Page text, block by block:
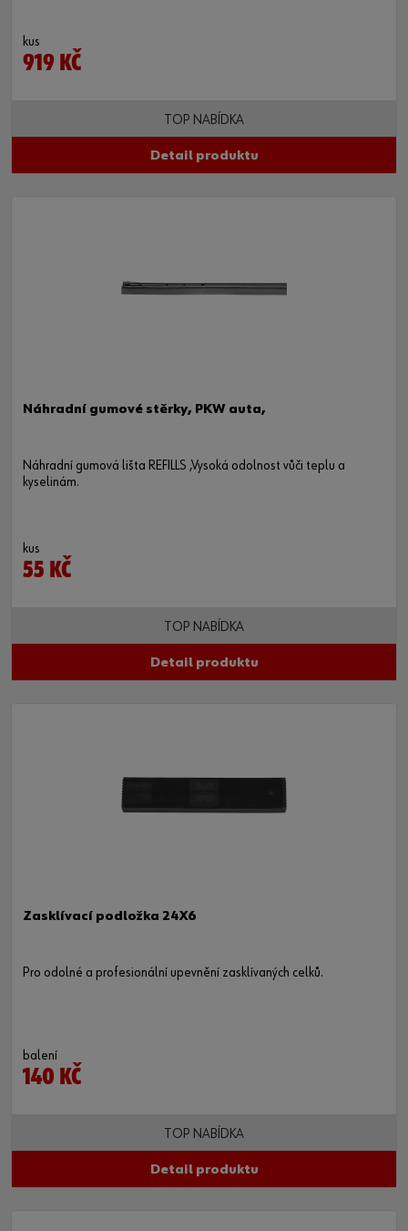
kus
919 KČ
TOP NABÍDKA
Detail produktu
Náhradní gumové stěrky, PKW auta,
Náhradní gumová lišta REFILLS ,Vysoká odolnost vůči teplu a
kyselinám.
kus
55 KČ
TOP NABÍDKA
Detail produktu
Zasklívací podložka 24X6
Pro odolné a profesionální upevnění zasklívaných celků.
balení
140 KČ
TOP NABÍDKA
Detail produktu